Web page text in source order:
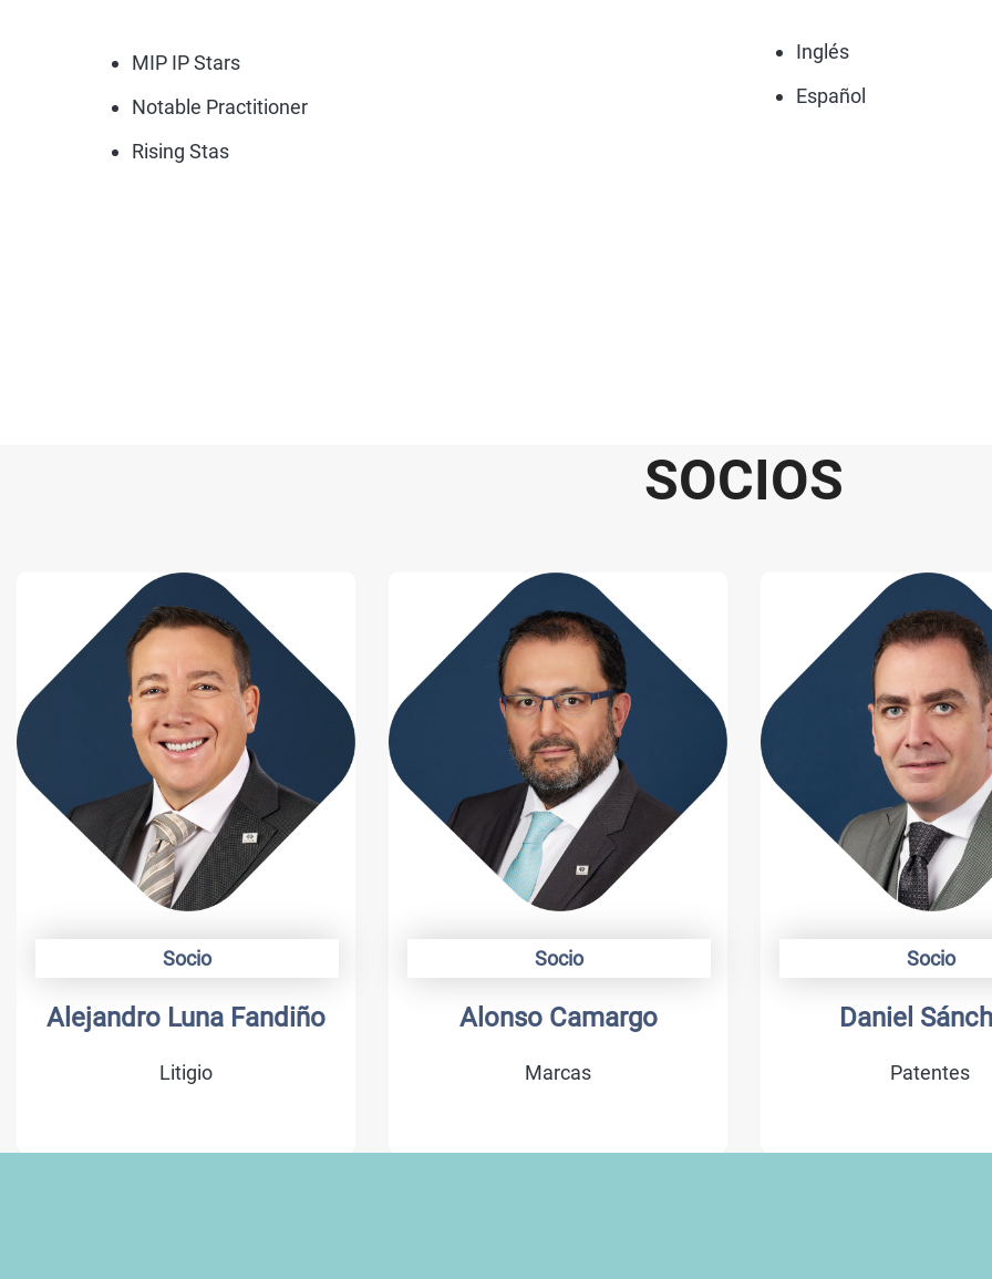
MIP IP Stars
Notable Practitioner
Rising Stas
Inglés
Español
SOCIOS
Luna Fandiño Alonso Camargo Daniel Sánchez